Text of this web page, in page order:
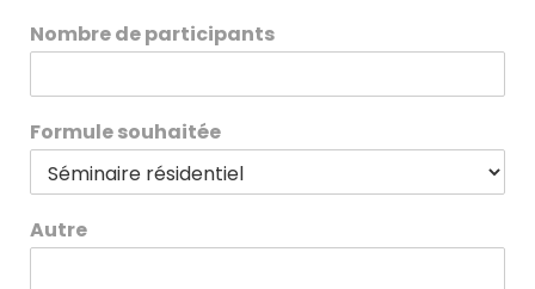
Nombre de participants
Formule souhaitée
Autre